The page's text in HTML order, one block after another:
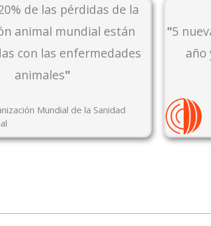
de las pérdidas de la
animal mundial están
con las enfermedades
animales"
Mundial de la Sanidad
"5
año